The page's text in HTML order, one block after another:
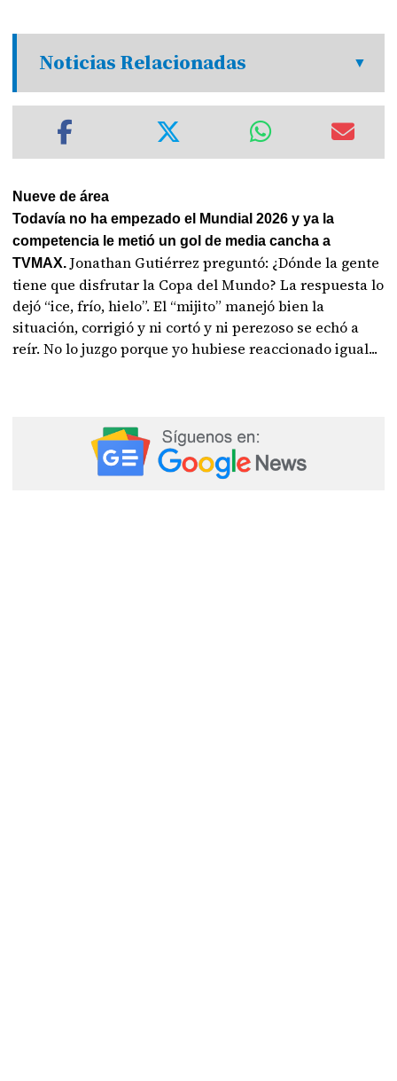
Noticias Relacionadas
Nueve de área
Todavía no ha empezado el Mundial 2026 y ya la
competencia le metió un gol de media cancha a
TVMAX. Jonathan Gutiérrez preguntó: ¿Dónde la gente
tiene que disfrutar la Copa del Mundo? La respuesta lo
dejó “ice, frío, hielo”. El “mijito” manejó bien la
situación, corrigió y ni cortó y ni perezoso se echó a
reír. No lo juzgo porque yo hubiese reaccionado igual...